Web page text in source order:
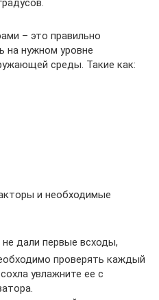
– это правильно
на нужном уровне
среды. Такие как:
и необходимые
дали первые всходы,
проверять каждый
увлажните ее с